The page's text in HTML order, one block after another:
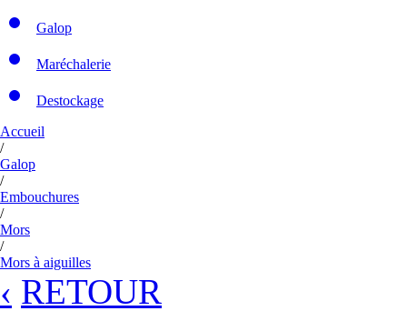
Galop
Maréchalerie
Destockage
Accueil
/
Galop
/
Embouchures
/
Mors
/
Mors à aiguilles
‹ RETOUR